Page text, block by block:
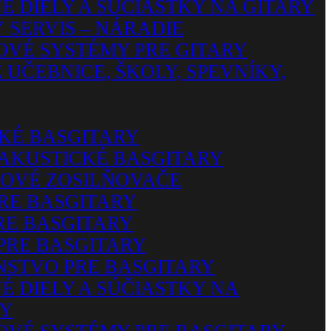
DIELY A SÚČIASTKY NA GITARY
SERVIS – NÁRADIE
SYSTÉMY PRE GITARY
ŠKOLY, SPEVNÍKY,
BASGITARY
BASGITARY
ZOSILŇOVAČE
BASGITARY
BASGITARY
BASGITARY
PRE BASGITARY
DIELY A SÚČIASTKY NA